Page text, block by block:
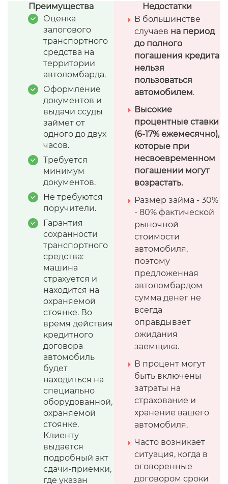
Преимущества
Недостатки
Оценка
залогового
транспортного
средства на
территории
автоломбарда.
Оформление
документов и
выдачи ссуды
займет от
одного до двух
часов.
Требуется
минимум
документов.
Не требуются
поручители.
Гарантия
сохранности
транспортного
средства:
машина
страхуется и
находится на
охраняемой
стоянке. Во
время действия
кредитного
договора
автомобиль
будет
находиться на
специально
оборудованной,
охраняемой
стоянке.
Клиенту
выдается
подробный акт
сдачи-приемки,
где указан
В большинстве
случаев на период
до полного
погашения кредита
нельзя
пользоваться
автомобилем.
Высокие
процентные ставки
(6-17% ежемесячно),
которые при
несвоевременном
погашении могут
возрастать.
Размер займа - 30%
- 80% фактической
рыночной
стоимости
автомобиля,
поэтому
предложенная
автоломбардом
сумма денег не
всегда
оправдывает
ожидания
заемщика.
В процент могут
быть включены
затраты на
страхование и
хранение вашего
автомобиля.
Часто возникает
ситуация, когда в
оговоренные
договором сроки